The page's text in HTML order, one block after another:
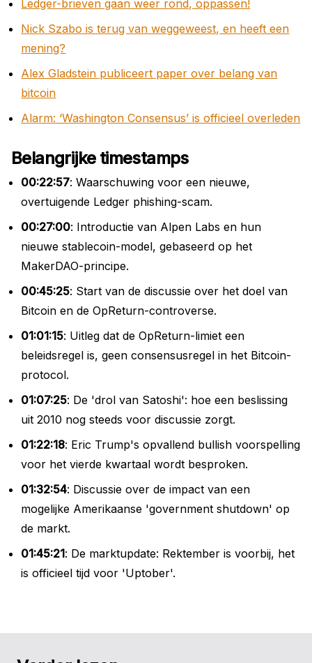
Ledger-brieven gaan weer rond, oppassen!
Nick Szabo is terug van weggeweest, en heeft een
mening?
Alex Gladstein publiceert paper over belang van
bitcoin
Alarm: ‘Washington Consensus’ is officieel overleden
Belangrijke timestamps
00:22:57: Waarschuwing voor een nieuwe,
overtuigende Ledger phishing-scam.
00:27:00: Introductie van Alpen Labs en hun
nieuwe stablecoin-model, gebaseerd op het
MakerDAO-principe.
00:45:25: Start van de discussie over het doel van
Bitcoin en de OpReturn-controverse.
01:01:15: Uitleg dat de OpReturn-limiet een
beleidsregel is, geen consensusregel in het Bitcoin-
protocol.
01:07:25: De 'drol van Satoshi': hoe een beslissing
uit 2010 nog steeds voor discussie zorgt.
01:22:18: Eric Trump's opvallend bullish voorspelling
voor het vierde kwartaal wordt besproken.
01:32:54: Discussie over de impact van een
mogelijke Amerikaanse 'government shutdown' op
de markt.
01:45:21: De marktupdate: Rektember is voorbij, het
is officieel tijd voor 'Uptober'.